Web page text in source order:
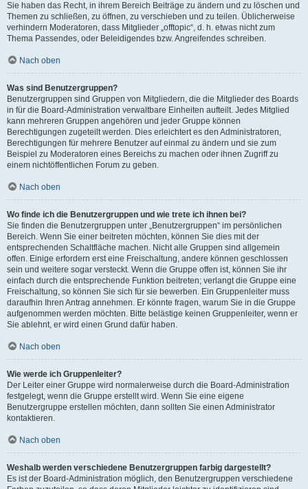
Sie haben das Recht, in ihrem Bereich Beiträge zu ändern und zu löschen und
Themen zu schließen, zu öffnen, zu verschieben und zu teilen. Üblicherweise
verhindern Moderatoren, dass Mitglieder „offtopic“, d. h. etwas nicht zum
Thema Passendes, oder Beleidigendes bzw. Angreifendes schreiben.
Nach oben
Was sind Benutzergruppen?
Benutzergruppen sind Gruppen von Mitgliedern, die die Mitglieder des Boards
in für die Board-Administration verwaltbare Einheiten aufteilt. Jedes Mitglied
kann mehreren Gruppen angehören und jeder Gruppe können
Berechtigungen zugeteilt werden. Dies erleichtert es den Administratoren,
Berechtigungen für mehrere Benutzer auf einmal zu ändern und sie zum
Beispiel zu Moderatoren eines Bereichs zu machen oder ihnen Zugriff zu
einem nichtöffentlichen Forum zu geben.
Nach oben
Wo finde ich die Benutzergruppen und wie trete ich ihnen bei?
Sie finden die Benutzergruppen unter „Benutzergruppen“ im persönlichen
Bereich. Wenn Sie einer beitreten möchten, können Sie dies mit der
entsprechenden Schaltfläche machen. Nicht alle Gruppen sind allgemein
offen. Einige erfordern erst eine Freischaltung, andere können geschlossen
sein und weitere sogar versteckt. Wenn die Gruppe offen ist, können Sie ihr
einfach durch die entsprechende Funktion beitreten; verlangt die Gruppe eine
Freischaltung, so können Sie sich für sie bewerben. Ein Gruppenleiter muss
daraufhin Ihren Antrag annehmen. Er könnte fragen, warum Sie in die Gruppe
aufgenommen werden möchten. Bitte belästige keinen Gruppenleiter, wenn er
Sie ablehnt, er wird einen Grund dafür haben.
Nach oben
Wie werde ich Gruppenleiter?
Der Leiter einer Gruppe wird normalerweise durch die Board-Administration
festgelegt, wenn die Gruppe erstellt wird. Wenn Sie eine eigene
Benutzergruppe erstellen möchten, dann sollten Sie einen Administrator
kontaktieren.
Nach oben
Weshalb werden verschiedene Benutzergruppen farbig dargestellt?
Es ist der Board-Administration möglich, den Benutzergruppen verschiedene